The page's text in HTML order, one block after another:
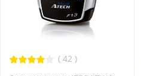
( 42 )